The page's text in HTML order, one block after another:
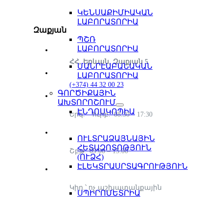
ԿԵՆՍԱՔԻՄԻԱԿԱՆ
ԼԱԲՈՐԱՏՈՐԻԱ
ՊՇՌ
ԼԱԲՈՐԱՏՈՐԻԱ
ՄԱՆՐԷԱԲԱՆԱԿԱՆ
ԼԱԲՈՐԱՏՈՐԻԱ
ԳՈՐԾԻՔԱՅԻՆ
ԱԽՏՈՐՈՇՈՒՄ
ԷՆԴՈՍԿՈՊԻԱ
ՈՒԼՏՐԱՁԱՅՆԱՅԻՆ
ՀԵՏԱԶՈՏՈԹՅՈՒՆ
(ՈՒՁՀ)
ԷԼԵԿՏՐԱՍՐՏԱԳՐՈՒԹՅՈՒՆ
ՍՊԻՐՈՄԵՏՐԻԱ
Զաքյան
ՀՀ, Երևան, Զաքյան 5
(+374) 44 32 00 23
Երկ. – ուրբ.՝ 08:30 – 17:30
Շբթ.՝ 09:00 – 15:00
Կիր.՝ ոչ աշխատանքային